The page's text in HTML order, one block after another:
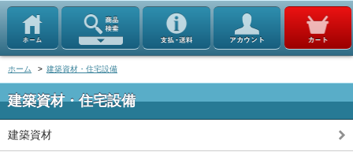
ホーム > 建築資材・住宅設備
建築資材・住宅設備
建築資材